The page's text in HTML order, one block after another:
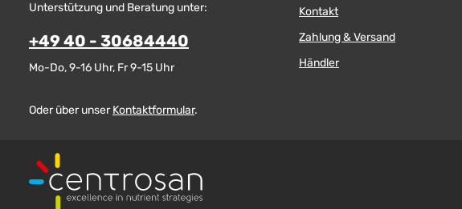
Unterstützung und Beratung unter:
+49 40 - 30684440
Mo-Do, 9-16 Uhr, Fr 9-15 Uhr
Oder über unserKontaktformular.
Kontakt
Zahlung & Versand
Händler